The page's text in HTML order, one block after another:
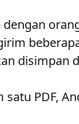
dengan
disimpan
PDF,